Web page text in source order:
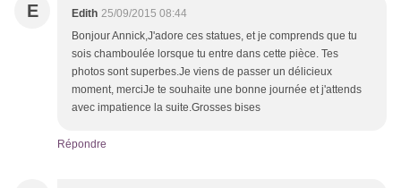
E Edith 25/09/2015 08:44
Bonjour Annick,J'adore ces statues, et je comprends que tu
sois chamboulée lorsque tu entre dans cette pièce. Tes
photos sont superbes.Je viens de passer un délicieux
moment, merciJe te souhaite une bonne journée et j'attends
avec impatience la suite.Grosses bises
Répondre